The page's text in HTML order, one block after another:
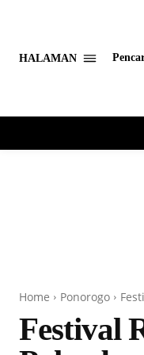
HALAMAN
Home Ponorogo
Festival